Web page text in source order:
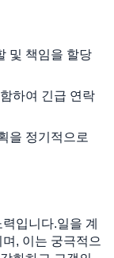
및 책임을 할당
하여 긴급 연락
을 정기적으로
입니다.일을 계
, 이는 궁극적으